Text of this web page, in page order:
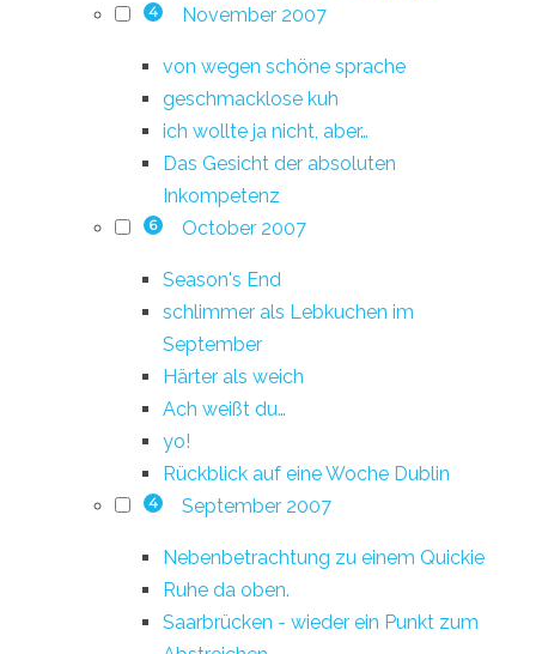
4 November 2007
von wegen schöne sprache
geschmacklose kuh
ich wollte ja nicht, aber…
Das Gesicht der absoluten
Inkompetenz
6 October 2007
Season's End
schlimmer als Lebkuchen im
September
Härter als weich
Ach weißt du…
yo!
Rückblick auf eine Woche Dublin
4 September 2007
Nebenbetrachtung zu einem Quickie
Ruhe da oben.
Saarbrücken - wieder ein Punkt zum